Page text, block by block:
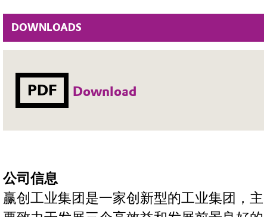
DOWNLOADS
PDF Download
公司信息
赢创工业集团是一家创新型的工业集团，主